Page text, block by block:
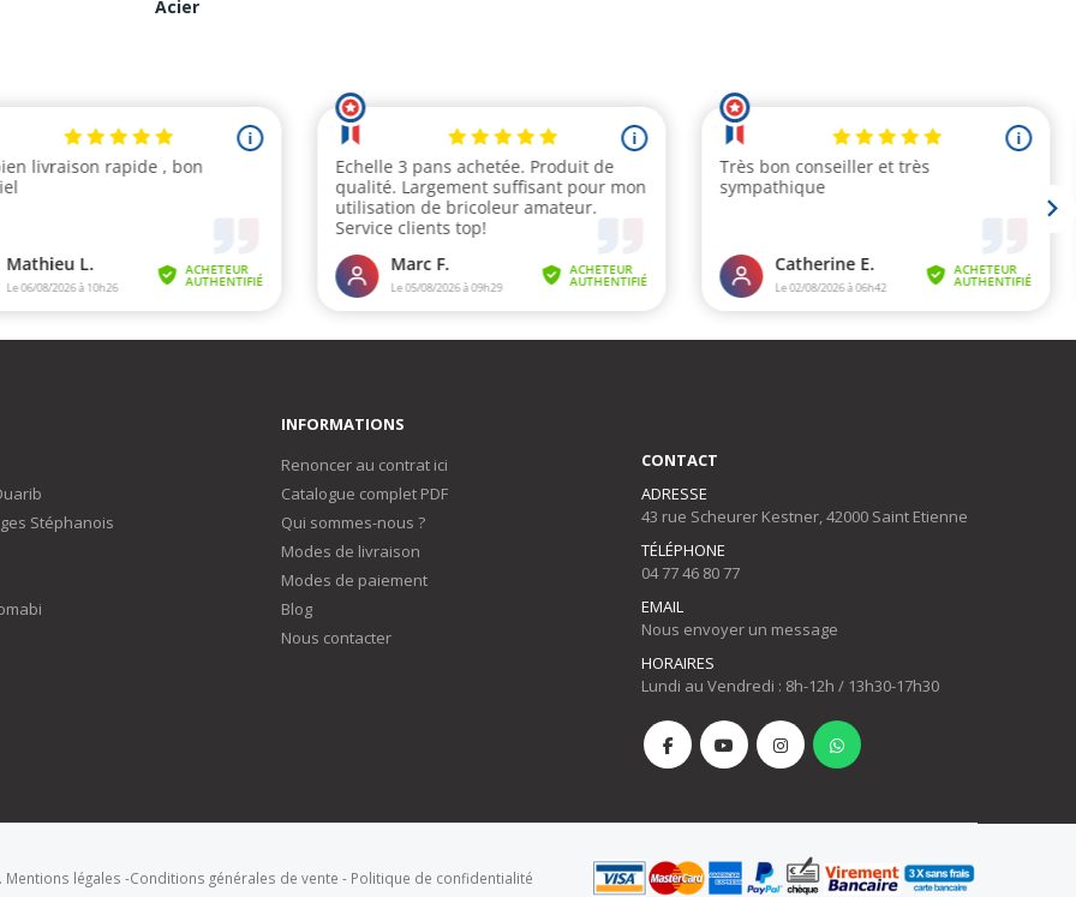
Acier
Stéphanois
INFORMATIONS
Renoncer au contrat ici
Catalogue complet PDF
Qui sommes-nous ?
Modes de livraison
Modes de paiement
Blog
Nous contacter
CONTACT
ADRESSE
43 rue Scheurer Kestner, 42000 Saint Etienne
TÉLÉPHONE
04 77 46 80 77
EMAIL
Nous envoyer un message
HORAIRES
Lundi au Vendredi : 8h-12h / 13h30-17h30
Mentions légales -Conditions générales de vente - Politique de confidentialité